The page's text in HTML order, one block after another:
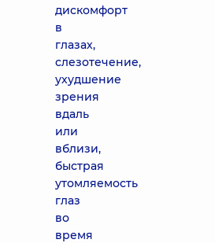
дискомфорт
в
глазах,
слезотечение,
ухудшение
зрения
вдаль
или
вблизи,
быстрая
утомляемость
глаз
во
время